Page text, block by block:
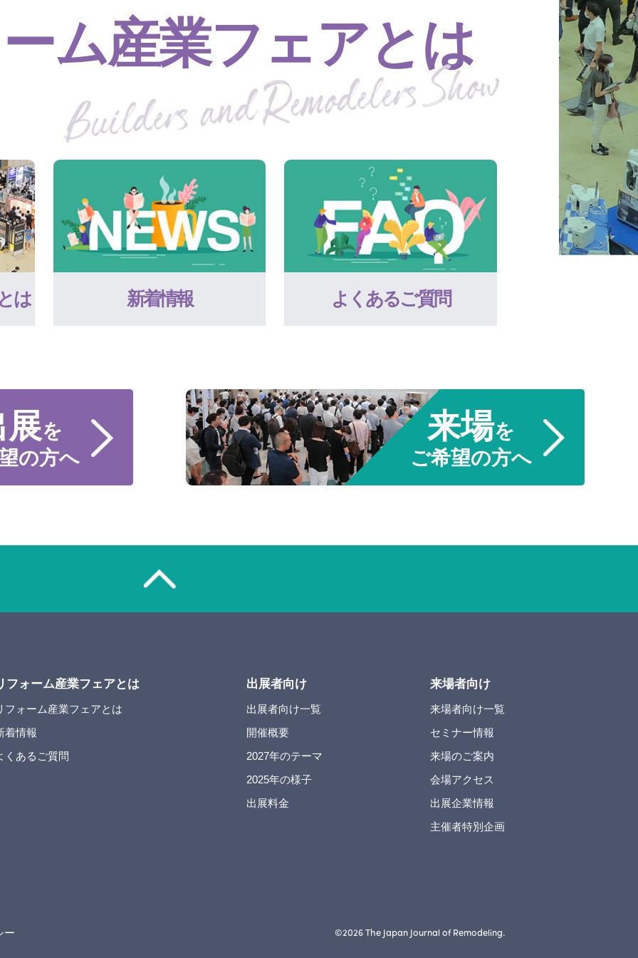
ム産業フェアとは
は 新着情報 よくあるご質問
展を
の方へ
来場を
ご希望の方へ
フォーム産業フェアとは
フォーム産業フェアとは
着情報
くあるご質問
出展者向け
出展者向け一覧
開催概要
2027年のテーマ
2025年の様子
出展料金
来場者向け
来場者向け一覧
セミナー情報
来場のご案内
会場アクセス
出展企業情報
主催者特別企画
ー ©︎2026 The Japan Journal of Remodeling.